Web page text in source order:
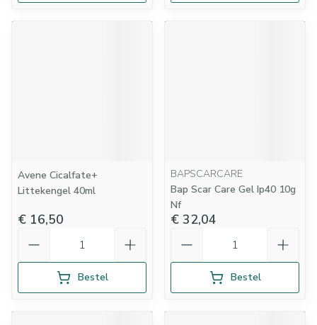
Avene Cicalfate+
Littekengel 40ml
€ 16,50
Bestel
BAPSCARCARE
Bap Scar Care Gel Ip40 10g
Nf
€ 32,04
Bestel